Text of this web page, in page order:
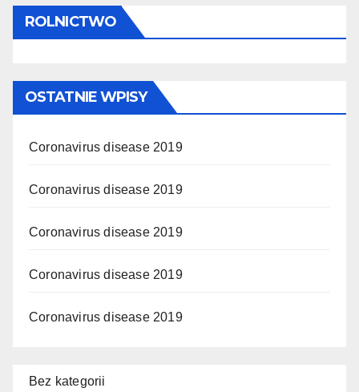
ROLNICTWO
OSTATNIE WPISY
Coronavirus disease 2019
Coronavirus disease 2019
Coronavirus disease 2019
Coronavirus disease 2019
Coronavirus disease 2019
Bez kategorii